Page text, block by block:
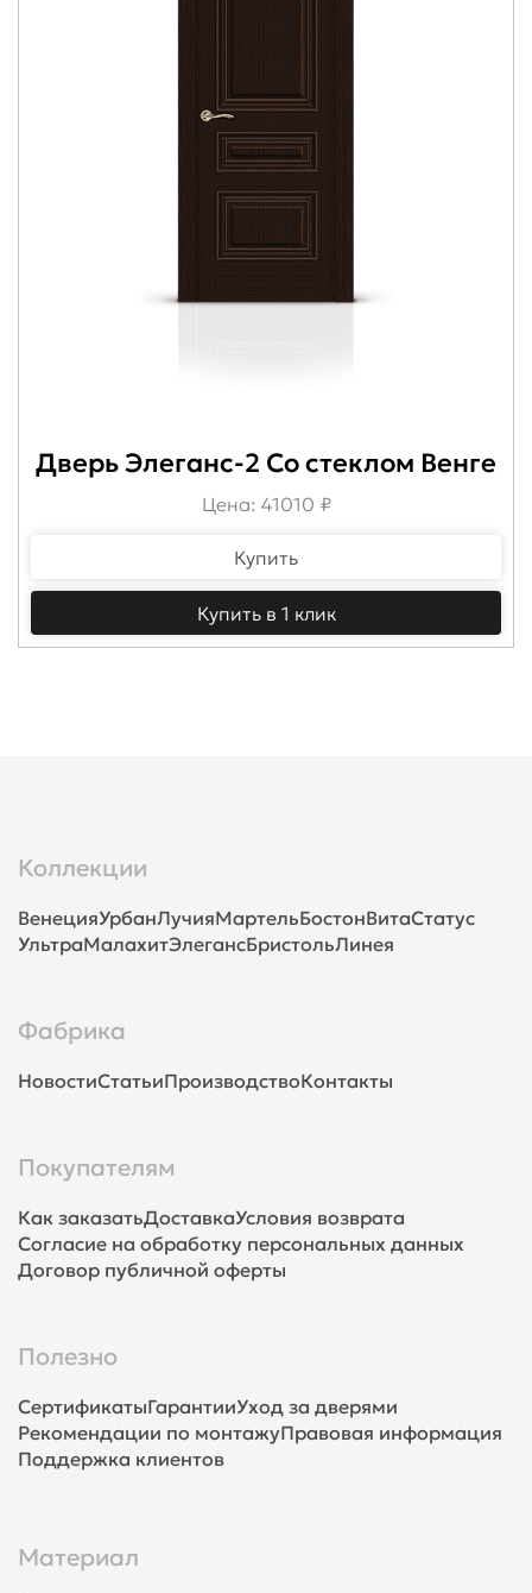
Дверь Элеганс-2 Со стеклом Венге
Цена: 41010 ₽
Купить
Купить в 1 клик
Коллекции
ВенецияУрбанЛучияМартельБостонВитаСтатус
УльтраМалахитЭлегансБристольЛинея
Фабрика
НовостиСтатьиПроизводствоКонтакты
Покупателям
Как заказатьДоставкаУсловия возврата
Согласие на обработку персональных данных
Договор публичной оферты
Полезно
СертификатыГарантииУход за дверями
Рекомендации по монтажуПравовая информация
Поддержка клиентов
Материал